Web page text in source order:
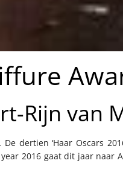
Rijn van
De dertien ‘Haar Oscars
2016 gaat dit jaar naar